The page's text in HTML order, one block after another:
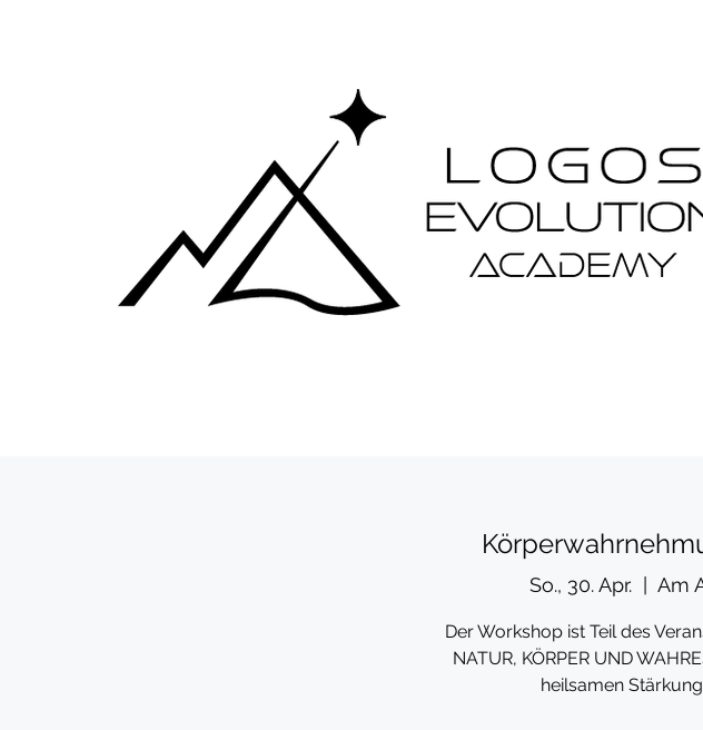
So., 30. Apr.
  |
Am
Der Workshop ist Teil des
NATUR, KÖRPER UND
heilsamen